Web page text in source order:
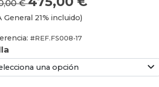
€
General 21% incluido)
#REF.FS008-17
una opción